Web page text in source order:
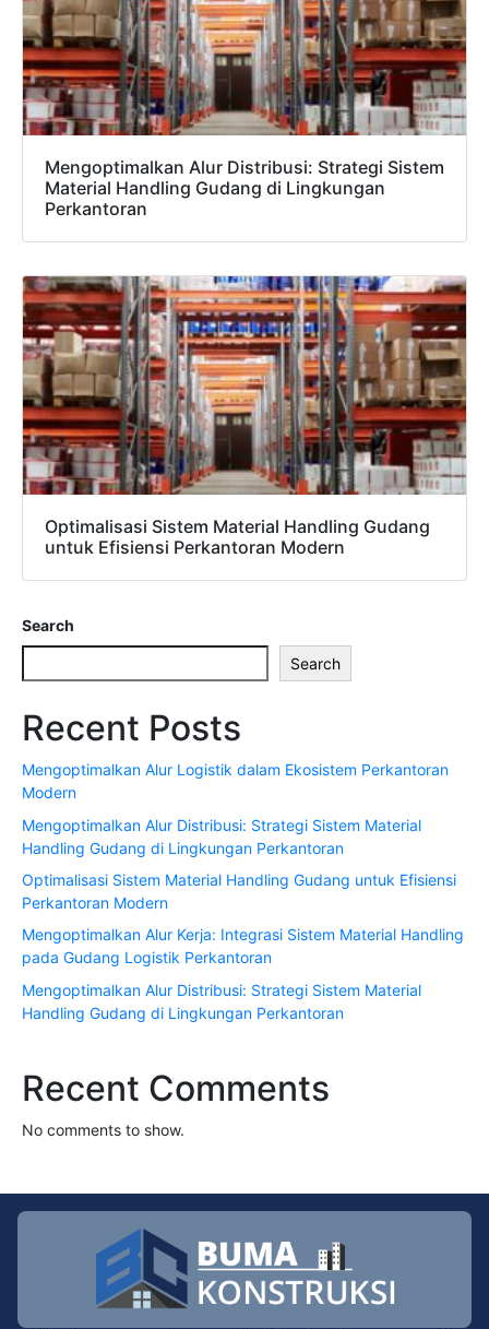
Mengoptimalkan Alur Distribusi: Strategi Sistem
Material Handling Gudang di Lingkungan
Perkantoran
Optimalisasi Sistem Material Handling Gudang
untuk Efisiensi Perkantoran Modern
Search
Search
Recent Posts
Mengoptimalkan Alur Logistik dalam Ekosistem Perkantoran
Modern
Mengoptimalkan Alur Distribusi: Strategi Sistem Material
Handling Gudang di Lingkungan Perkantoran
Optimalisasi Sistem Material Handling Gudang untuk Efisiensi
Perkantoran Modern
Mengoptimalkan Alur Kerja: Integrasi Sistem Material Handling
pada Gudang Logistik Perkantoran
Mengoptimalkan Alur Distribusi: Strategi Sistem Material
Handling Gudang di Lingkungan Perkantoran
Recent Comments
No comments to show.